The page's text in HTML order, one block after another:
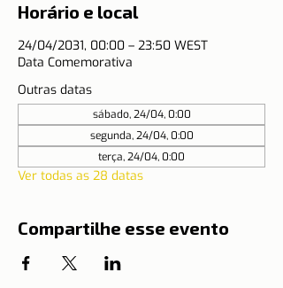
Horário e local
24/04/2031, 00:00 – 23:50 WEST
Data Comemorativa
Outras datas
sábado, 24/04, 0:00
segunda, 24/04, 0:00
terça, 24/04, 0:00
Ver todas as 28 datas
Compartilhe esse evento